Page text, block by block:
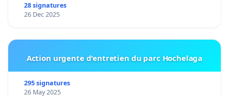
28 signatures
26 Dec 2025
Action urgente d'entretien du parc Hochelaga
295 signatures
26 May 2025